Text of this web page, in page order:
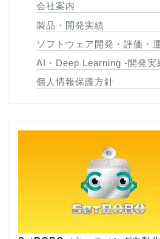
会社案内
製品・開発実績
ソフトウェア開発・評価・
AI・Deep Learning -開発実
個人情報保護方針